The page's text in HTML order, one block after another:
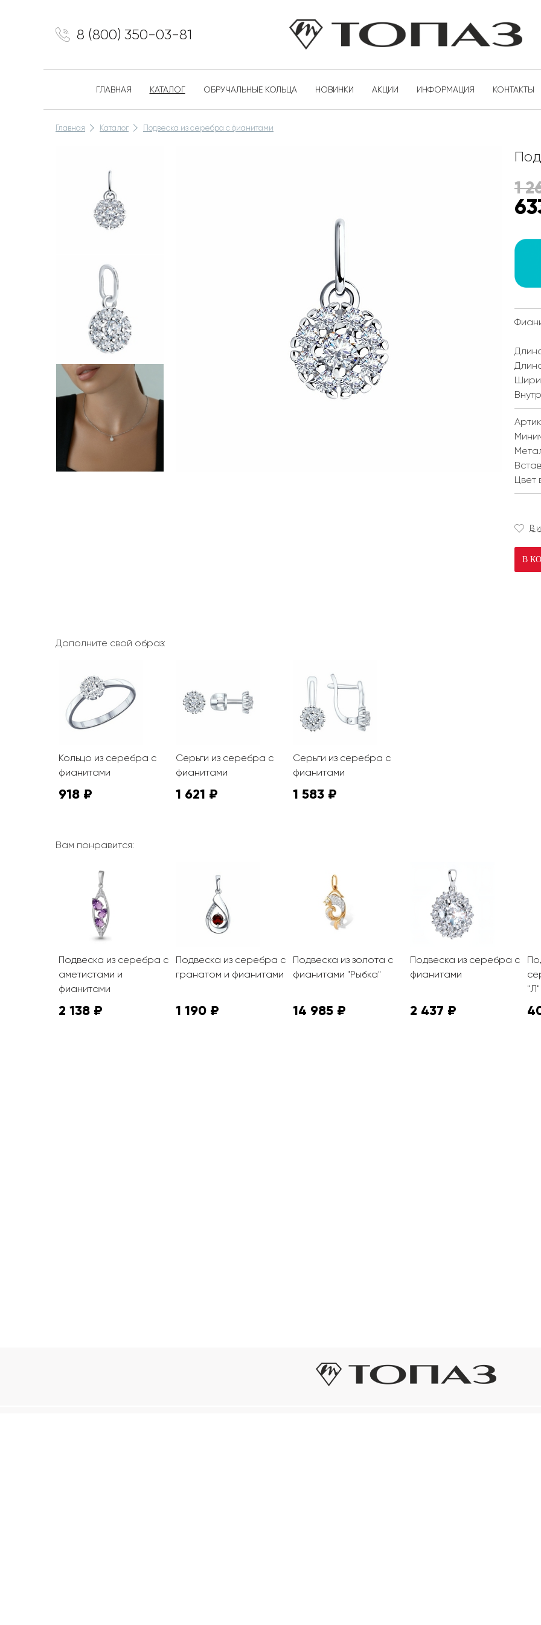
8 (800) 350-03-81
ГЛАВНАЯ КАТАЛОГ ОБРУЧАЛЬНЫЕ КОЛЬЦА НОВИНКИ АКЦИИ ИНФОРМАЦИЯ КОНТАКТЫ
Главная Каталог Подвеска из серебра с фианитами
1
Цвет
В
В
Дополните свой образ:
Кольцо из серебра с
фианитами
918 ₽
Серьги из серебра с
фианитами
1 621 ₽
Серьги из серебра с
фианитами
1 583 ₽
Вам понравится:
Подвеска из серебра с
аметистами и
фианитами
2 138 ₽
Подвеска из серебра с
гранатом и фианитами
1 190 ₽
Подвеска из золота с
фианитами "Рыбка"
14 985 ₽
Подвеска из серебра с
фианитами
2 437 ₽
"Л"